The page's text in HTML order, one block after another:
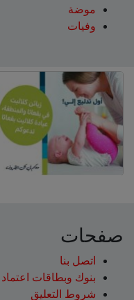
موضة
وفيات
صفحات
اتصل بنا
بنوك وبطاقات اعتماد
شروط التعليق‎